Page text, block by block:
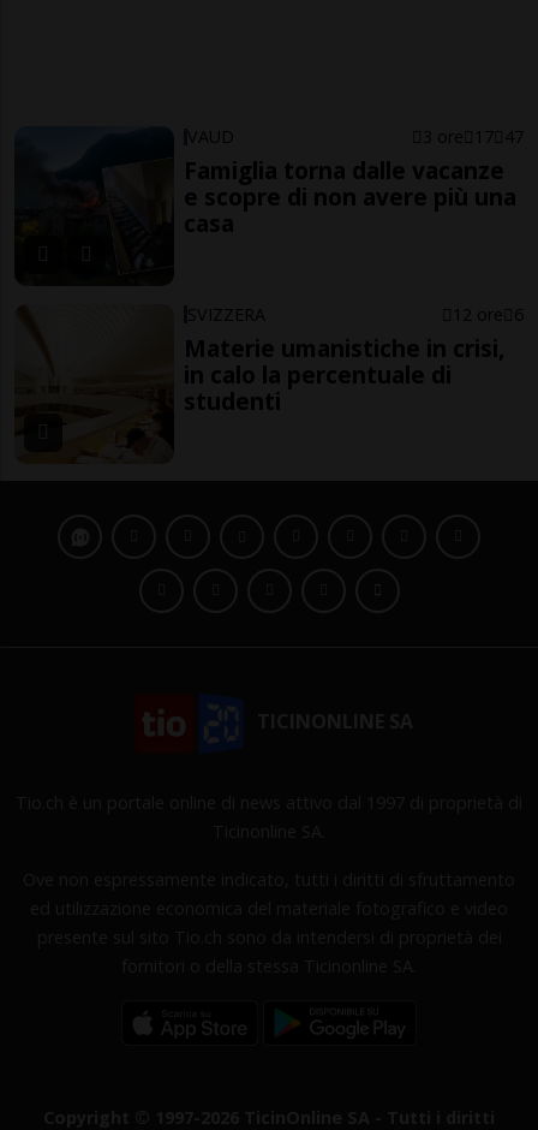
VAUD 3 ore 17 47
Famiglia torna dalle vacanze
e scopre di non avere più una
casa
SVIZZERA 12 ore 6
Materie umanistiche in crisi,
in calo la percentuale di
studenti